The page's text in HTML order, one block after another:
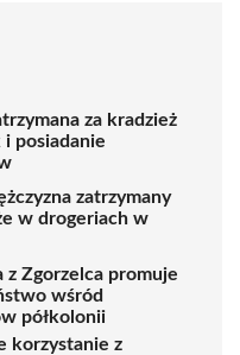
za kradzież
i posiadanie
zatrzymany
w drogeriach w
z Zgorzelca promuje
wśród
półkolonii
korzystanie z